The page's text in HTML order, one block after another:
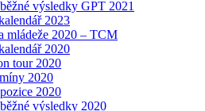
výsledky GPT 2021
2023
mládeže 2020 – TCM
2020
tour 2020
2020
2020
výsledky 2020